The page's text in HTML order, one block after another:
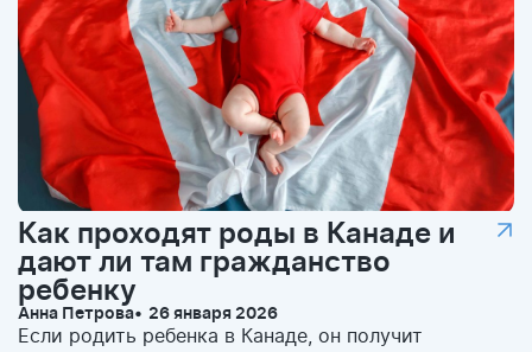
Анна Петрова 26 января 2026
Как проходят роды в Канаде и
дают ли там гражданство
ребенку
Если родить ребенка в Канаде, он получит